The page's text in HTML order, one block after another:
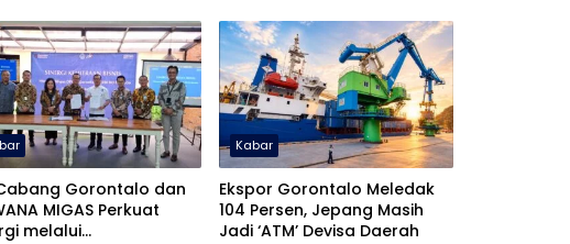
Gorontalo dan
MIGAS Perkuat
melalui
Kabar
Ekspor Gorontalo Meledak
104 Persen, Jepang Masih
Jadi ‘ATM’ Devisa Daerah